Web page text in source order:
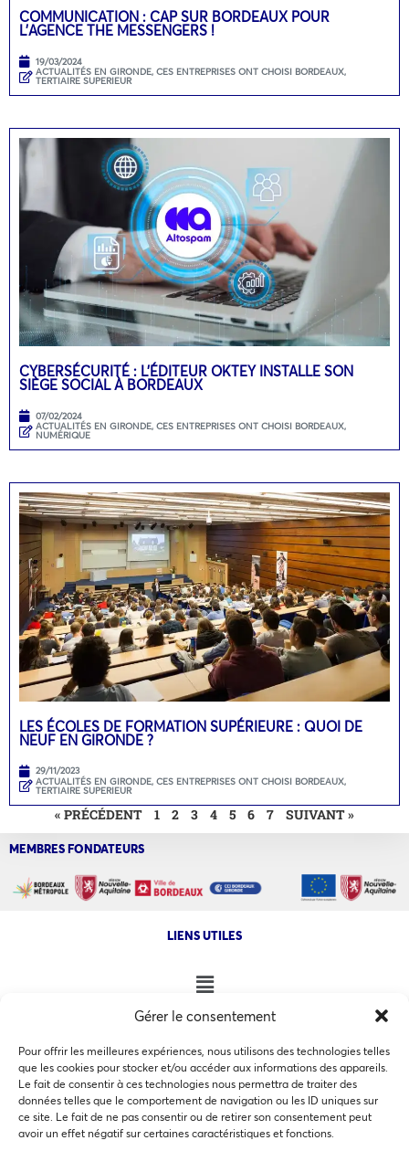
Gérer le consentement
Pour offrir les meilleures expériences, nous utilisons des technologies telles
que les cookies pour stocker et/ou accéder aux informations des appareils.
Le fait de consentir à ces technologies nous permettra de traiter des
données telles que le comportement de navigation ou les ID uniques sur
ce site. Le fait de ne pas consentir ou de retirer son consentement peut
avoir un effet négatif sur certaines caractéristiques et fonctions.
Ce site utilise des cookies pour les statistiques et pour
COMMUNICATION : CAP SUR BORDEAUX POUR
L’AGENCE THE MESSENGERS !
19/03/2024
ACTUALITÉS EN GIRONDE, CES ENTREPRISES ONT CHOISI BORDEAUX,
TERTIAIRE SUPERIEUR
CYBERSÉCURITÉ : L’ÉDITEUR OKTEY INSTALLE SON
SIÈGE SOCIAL À BORDEAUX
07/02/2024
ACTUALITÉS EN GIRONDE, CES ENTREPRISES ONT CHOISI BORDEAUX,
NUMÉRIQUE
LES ÉCOLES DE FORMATION SUPÉRIEURE : QUOI DE
NEUF EN GIRONDE ?
29/11/2023
ACTUALITÉS EN GIRONDE, CES ENTREPRISES ONT CHOISI BORDEAUX,
TERTIAIRE SUPERIEUR
« PRÉCÉDENT 1 2 3 4 5 6 7 SUIVANT »
MEMBRES FONDATEURS
LIENS UTILES
NOS AUTRES SITES
COPYRIGHT @ 2026 - INVEST IN BORDEAUX - 32 Allées d'Orléans